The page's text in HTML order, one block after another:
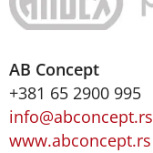
AB Concept
+381 65 2900 995
info@abconcept.rs
www.abconcept.rs